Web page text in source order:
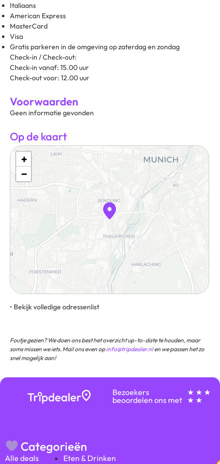
Italiaans
American Express
MasterCard
Visa
Gratis parkeren in de omgeving op zaterdag en zondag
Check-in / Check-out:
Check-in vanaf: 15.00 uur
Check-out voor: 12.00 uur
Voorwaarden
Geen informatie gevonden
Op de kaart
+
−
• Bekijk volledige odressenlist
Foutje gezien? We doen ons best het overzicht up-to-date te houden, maar
soms missen we iets. Mail ons even opinfo@tripdealer.nlen we passen het zo
snel mogelijk aan!
Bezoekers
beoordelen ons met
★ ★ ★
★ ★
Categorieën
Alle deals
Eten & Drinken